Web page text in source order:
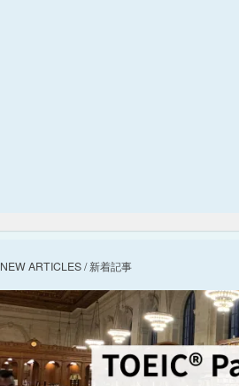
NEW ARTICLES / 新着記事